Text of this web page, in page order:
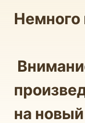
Немного
на